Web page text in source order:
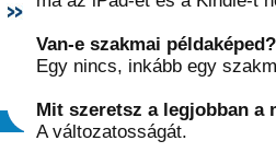
Van-e szakmai példaképed?
Egy nincs, inkább egy
Mit szeretsz a legjobban a
A változatosságát.